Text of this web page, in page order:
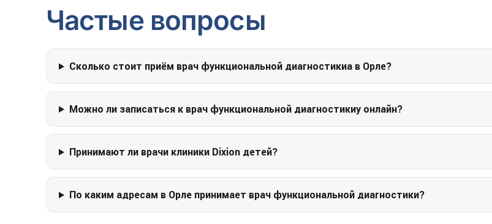
Частые вопросы
Сколько стоит приём врач функциональной диагностикиа в Орле?
Можно ли записаться к врач функциональной диагностикиу онлайн?
Принимают ли врачи клиники Dixion детей?
По каким адресам в Орле принимает врач функциональной диагностики?